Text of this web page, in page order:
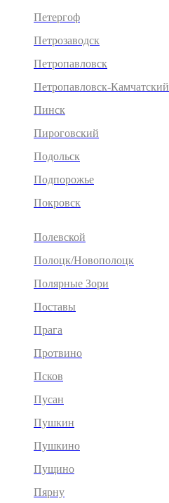
Петергоф
Петрозаводск
Петропавловск
Петропавловск-Камчатский
Пинск
Пироговский
Подольск
Подпорожье
Покровск
Полевской
Полоцк/Новополоцк
Полярные Зори
Поставы
Прага
Протвино
Псков
Пусан
Пушкин
Пушкино
Пущино
Пярну